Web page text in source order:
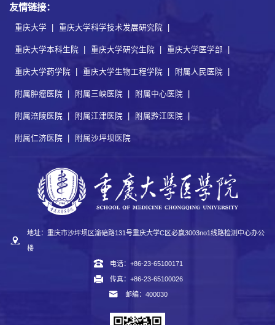
友情链接：
重庆大学 | 重庆大学科学技术发展研究院 |
重庆大学本科生院 | 重庆大学研究生院 | 重庆大学医学部 |
重庆大学药学院 | 重庆大学生物工程学院 | 附属人民医院 |
附属肿瘤医院 | 附属三峡医院 | 附属中心医院 |
附属涪陵医院 | 附属江津医院 | 附属黔江医院 |
附属仁济医院 | 附属沙坪坝医院
地址：重庆市沙坪坝区渝碚路131号重庆大学C区必赢3003no1线路检测中心办公
楼
电话：+86-23-65100171
传真：+86-23-65100026
邮编：400030